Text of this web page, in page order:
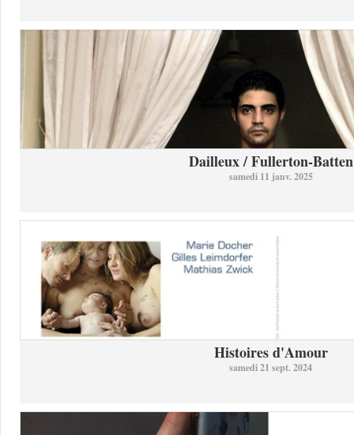
Dailleux / Fullerton-Batten
samedi 11 janv. 2025
Histoires d'Amour
samedi 21 sept. 2024